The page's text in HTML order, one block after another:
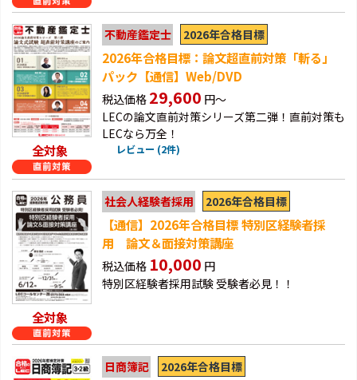
全対象
不動産鑑定士 2026年合格目標
2026年合格目標：論文超直前対策「斬る」
パック【通信】Web/DVD
税込価格 29,600 円～
LECの論文直前対策シリーズ第二弾！直前対策も
LECなら万全！
レビュー (2件)
全対象
社会人経験者採用 2026年合格目標
【通信】2026年合格目標 特別区経験者採
用 論文＆面接対策講座
税込価格 10,000 円
特別区経験者採用試験 受験者必見！！
日商簿記 2026年合格目標